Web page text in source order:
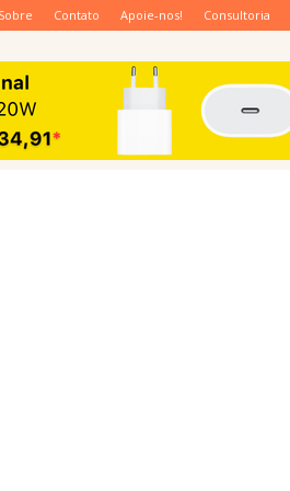
Sobre Contato Apoie-nos! Consultoria